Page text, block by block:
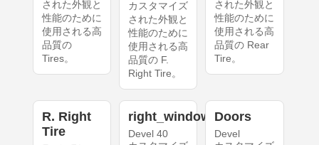
された外観と
性能のために
使用される高
品質の
Tires。
カスタマイズ
された外観と
性能のために
使用される高
品質の F.
Right Tire。
された外観と
性能のために
使用される高
品質の Rear
Tire。
R. Right
Tire
right_windows
Devel 40
Doors
Devel